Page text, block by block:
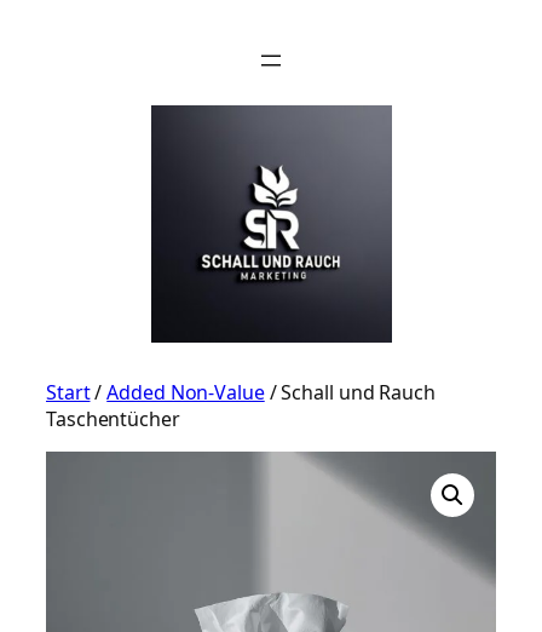
Start/Added Non-Value/ Schall und Rauch
Taschentücher